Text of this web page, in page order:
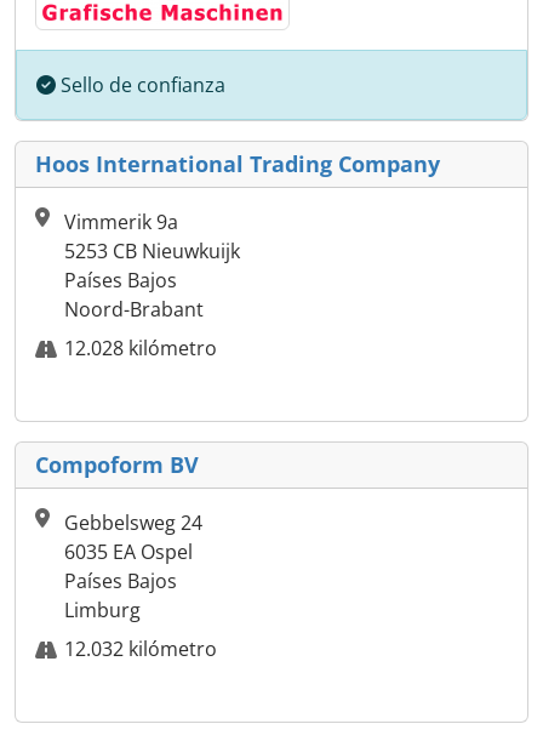
Sello de confianza
Hoos International Trading Company
Vimmerik 9a
5253 CB Nieuwkuijk
Países Bajos
Noord-Brabant
12.028 kilómetro
Compoform BV
Gebbelsweg 24
6035 EA Ospel
Países Bajos
Limburg
12.032 kilómetro